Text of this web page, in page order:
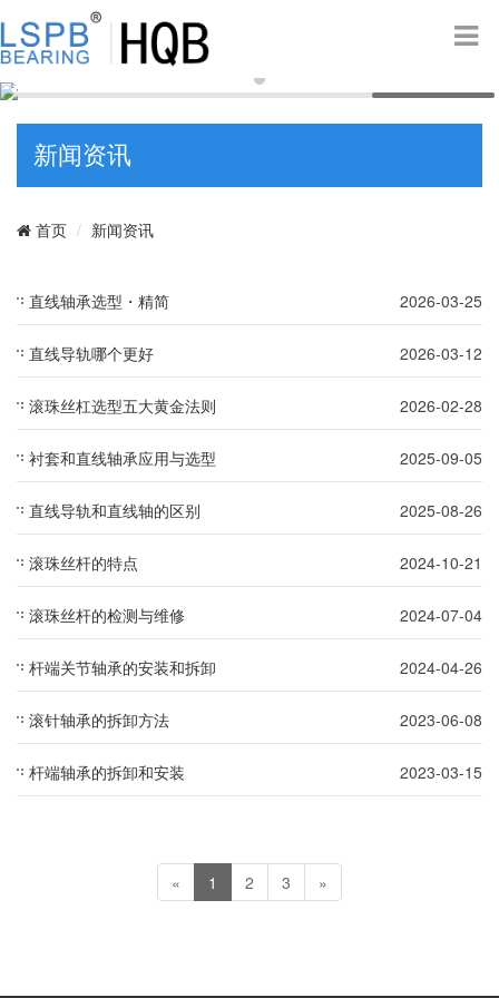
新闻资讯
首页 新闻资讯
直线轴承选型・精简 2026-03-25
直线导轨哪个更好 2026-03-12
滚珠丝杠选型五大黄金法则 2026-02-28
衬套和直线轴承应用与选型 2025-09-05
直线导轨和直线轴的区别 2025-08-26
滚珠丝杆的特点 2024-10-21
滚珠丝杆的检测与维修 2024-07-04
杆端关节轴承的安装和拆卸 2024-04-26
滚针轴承的拆卸方法 2023-06-08
杆端轴承的拆卸和安装 2023-03-15
« 1 2 3 »